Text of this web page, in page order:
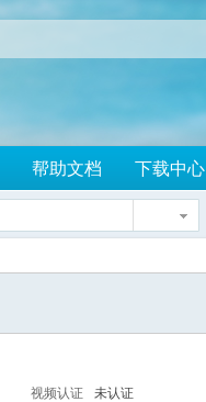
帮助文档 下载中心
视频认证 未认证